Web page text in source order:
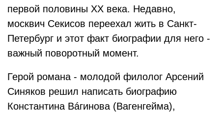
первой половины XX века. Недавно,
москвич Секисов переехал жить в Санкт-
Петербург и этот факт биографии для него -
важный поворотный момент.
Герой романа - молодой филолог Арсений
Синяков решил написать биографию
Константина Вáгинова (Вагенгейма),